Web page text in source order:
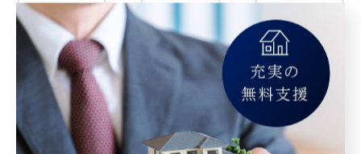
< 前のページ
カテゴリー Categories
全てのカテゴリー